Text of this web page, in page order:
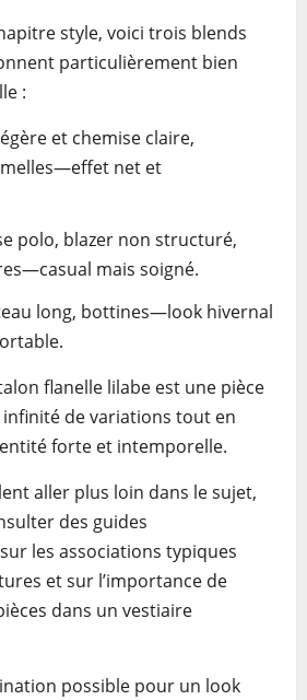
style, voici trois blends
particulièrement bien
:
et chemise claire,
net et
polo, blazer non structuré,
mais soigné.
long, bottines—look hivernal
flanelle lilabe est une pièce
de variations tout en
forte et intemporelle.
aller plus loin dans le sujet,
des guides
les associations typiques
et sur l’importance de
dans un vestiaire
possible pour un look